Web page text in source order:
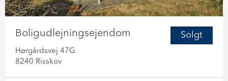
Solgt
Boligudlejningsejendom
Hørgårdsvej 47G
8240 Risskov